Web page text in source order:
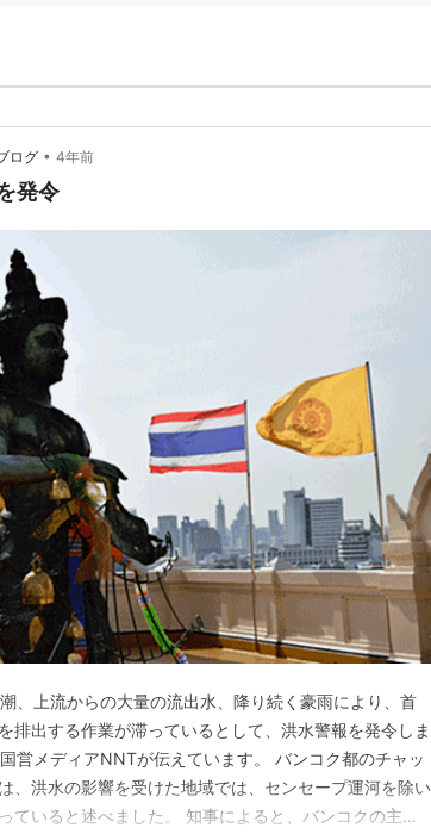
ログ • 4年前
発令
、上流からの大量の流出水、降り続く豪雨により、首
排出する作業が滞っているとして、洪水警報を発令しま
営メディアNNTが伝えています。 バンコク都のチャッ
、洪水の影響を受けた地域では、センセープ運河を除い
ていると述べました。 知事によると、バンコクの主要